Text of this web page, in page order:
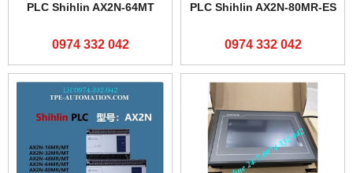
PLC Shihlin AX2N-64MT
0974 332 042
PLC Shihlin AX2N-80MR-ES
0974 332 042